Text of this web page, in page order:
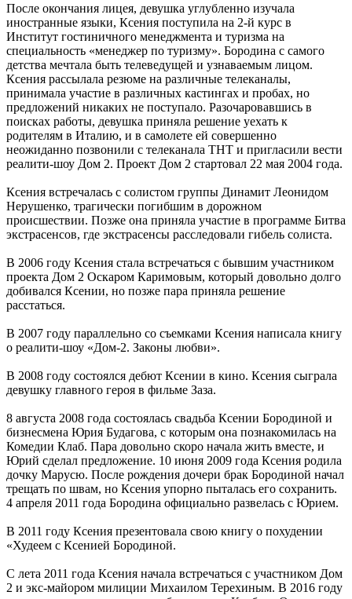
После окончания лицея, девушка углубленно изучала
иностранные языки, Ксения поступила на 2-й курс в
Институт гостиничного менеджмента и туризма на
специальность «менеджер по туризму». Бородина с самого
детства мечтала быть телеведущей и узнаваемым лицом.
Ксения рассылала резюме на различные телеканалы,
принимала участие в различных кастингах и пробах, но
предложений никаких не поступало. Разочаровавшись в
поисках работы, девушка приняла решение уехать к
родителям в Италию, и в самолете ей совершенно
неожиданно позвонили с телеканала ТНТ и пригласили вести
реалити-шоу Дом 2. Проект Дом 2 стартовал 22 мая 2004 года.
Ксения встречалась с солистом группы Динамит Леонидом
Нерушенко, трагически погибшим в дорожном
происшествии. Позже она приняла участие в программе Битва
экстрасенсов, где экстрасенсы расследовали гибель солиста.
В 2006 году Ксения стала встречаться с бывшим участником
проекта Дом 2 Оскаром Каримовым, который довольно долго
добивался Ксении, но позже пара приняла решение
расстаться.
В 2007 году параллельно со съемками Ксения написала книгу
о реалити-шоу «Дом-2. Законы любви».
В 2008 году состоялся дебют Ксении в кино. Ксения сыграла
девушку главного героя в фильме Заза.
8 августа 2008 года состоялась свадьба Ксении Бородиной и
бизнесмена Юрия Будагова, с которым она познакомилась на
Комедии Клаб. Пара довольно скоро начала жить вместе, и
Юрий сделал предложение. 10 июня 2009 года Ксения родила
дочку Марусю. После рождения дочери брак Бородиной начал
трещать по швам, но Ксения упорно пыталась его сохранить.
4 апреля 2011 года Бородина официально развелась с Юрием.
В 2011 году Ксения презентовала свою книгу о похудении
«Худеем с Ксенией Бородиной.
С лета 2011 года Ксения начала встречаться с участником Дом
2 и экс-майором милиции Михаилом Терехиным. В 2016 году